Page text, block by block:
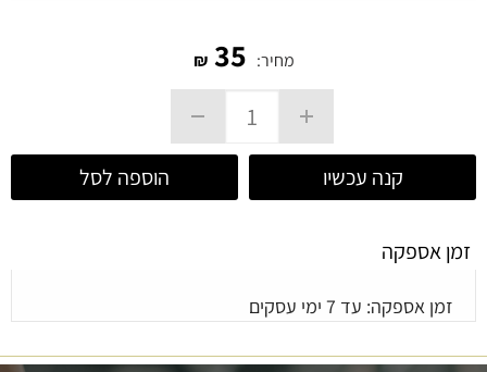
מחיר: 35
₪
קנה עכשיו הוספה לסל
זמן אספקה
זמן אספקה: עד 7 ימי עסקים